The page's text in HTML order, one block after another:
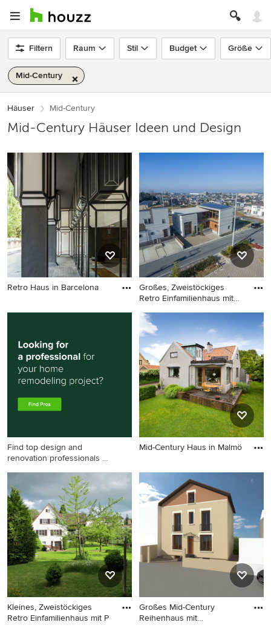
Filtern Raum Stil Budget Größe
Mid-Century
Häuser Mid-Century
Mid-Century Häuser Ideen und Design
Retro Haus in Barcelona
Großes, Zweistöckiges
Retro Einfamilienhaus mit
Großes, Zweistöckiges Retro
Einfamilienhaus mit Pultdach,
Blechdach, weißer
Fassadenfarbe und grauem
Dach in Sonstige
Find top design and
renovation professionals on
Mid-Century Haus in Malmö
Kleines, Zweistöckiges
Retro Einfamilienhaus mit P
Großes Mid-Century
Reihenhaus mit